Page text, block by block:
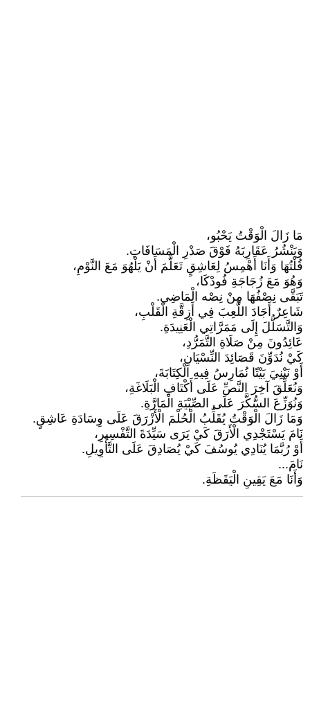
مَا زَالَ الْوَقْتُ يَحْبُو،
وَيَنْشُرُ عَقَارِبَهُ فَوْقَ صَدْرِ الْمَسَافَاتِ.
قُلْتُهَا وَأَنَا أَهْمِسُ لِعَاشِقٍ تَعَلَّمَ أَنْ يَلْهُوَ مَعَ النَّوْمِ،
وَهُوَ مَعَ زُجَاجَةِ فُودْكَا،
تَبَقَّى نِصْفُهَا مِنْ نِصْه الْمَاضِي.
شَاعِرٌ أَجَادَ اللَّعِبَ فِي أَزِقَّةِ الْقَلْبِ،
وَالتَّسَلُّلَ إِلَى مَمَرَّاتِي الْعَنِيدَةِ.
عَائِدُونَ مِنْ صَلَاةِ التَّمَرُّدِ،
كَيْ نُدَوِّنَ قَصَائِدَ النِّسْيَانِ،
أَوْ نَبْنِيَ بَيْتًا نُمَارِسُ فِيهِ الْكِتَابَةَ،
وَنُعَلِّقَ آخِرَ النَّصِّ عَلَى أَكْتَافِ الْبَلَاغَةِ،
وَنُوَزِّعَ السُّكَّرَ عَلَى الصِّبْيَةِ الْمَارَّةِ.
وَمَا زَالَ الْوَقْتُ يُقَلِّبُ الْحُلْمَ الْأَزْرَقَ عَلَى وِسَادَةِ عَاشِقٍ.
نَامَ يَسْتَجْدِي الْأَرَقَ كَيْ يَرَى سَيِّدَةَ التَّفْسِيرِ،
أَوْ رُبَّمَا يُنَادِي يُوسُفَ كَيْ يُصَادِقَ عَلَى التَّأْوِيلِ.
نَامَ...
وَأَنَا مَعَ يَقِينِ الْيَقَظَةِ.